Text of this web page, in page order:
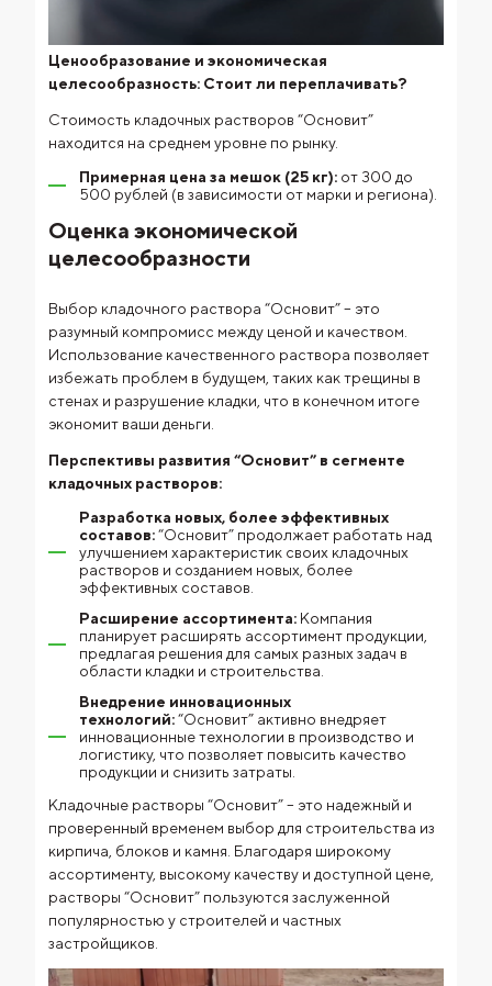
Ценообразование и экономическая
целесообразность: Стоит ли переплачивать?
Стоимость кладочных растворов “Основит”
находится на среднем уровне по рынку.
Примерная цена за мешок (25 кг): от 300 до
500 рублей (в зависимости от марки и региона).
Оценка экономической
целесообразности
Выбор кладочного раствора “Основит” – это
разумный компромисс между ценой и качеством.
Использование качественного раствора позволяет
избежать проблем в будущем, таких как трещины в
стенах и разрушение кладки, что в конечном итоге
экономит ваши деньги.
Перспективы развития “Основит” в сегменте
кладочных растворов:
Разработка новых, более эффективных
составов:“Основит” продолжает работать над
улучшением характеристик своих кладочных
растворов и созданием новых, более
эффективных составов.
Расширение ассортимента: Компания
планирует расширять ассортимент продукции,
предлагая решения для самых разных задач в
области кладки и строительства.
Внедрение инновационных
технологий:“Основит” активно внедряет
инновационные технологии в производство и
логистику, что позволяет повысить качество
продукции и снизить затраты.
Кладочные растворы “Основит” – это надежный и
проверенный временем выбор для строительства из
кирпича, блоков и камня. Благодаря широкому
ассортименту, высокому качеству и доступной цене,
растворы “Основит” пользуются заслуженной
популярностью у строителей и частных
застройщиков.